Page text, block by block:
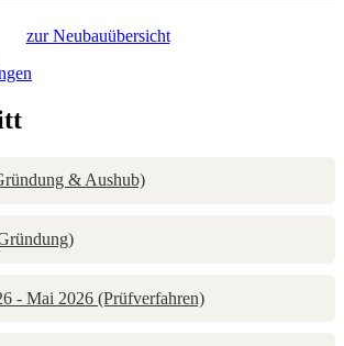
zur Neubauübersicht
& Aushub)
- Mai 2026 (Prüfverfahren)